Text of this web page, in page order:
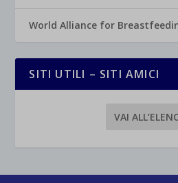
World Alliance for
SITI UTILI – SITI AMICI
VAI